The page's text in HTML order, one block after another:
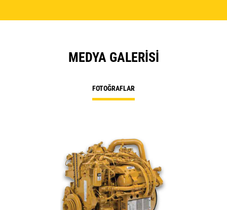
MEDYA GALERISI
FOTOĞRAFLAR